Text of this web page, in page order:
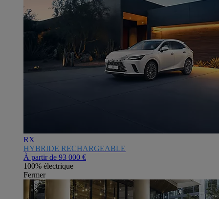
RX
HYBRIDE RECHARGEABLE
À partir de 93 000 €
100% électrique
Fermer